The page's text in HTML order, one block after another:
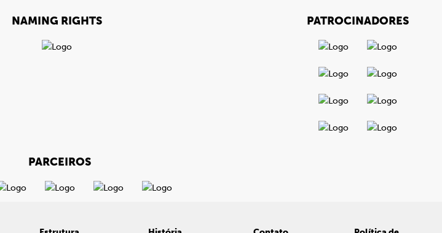
NAMING RIGHTS PATROCINADORES
PARCEIROS